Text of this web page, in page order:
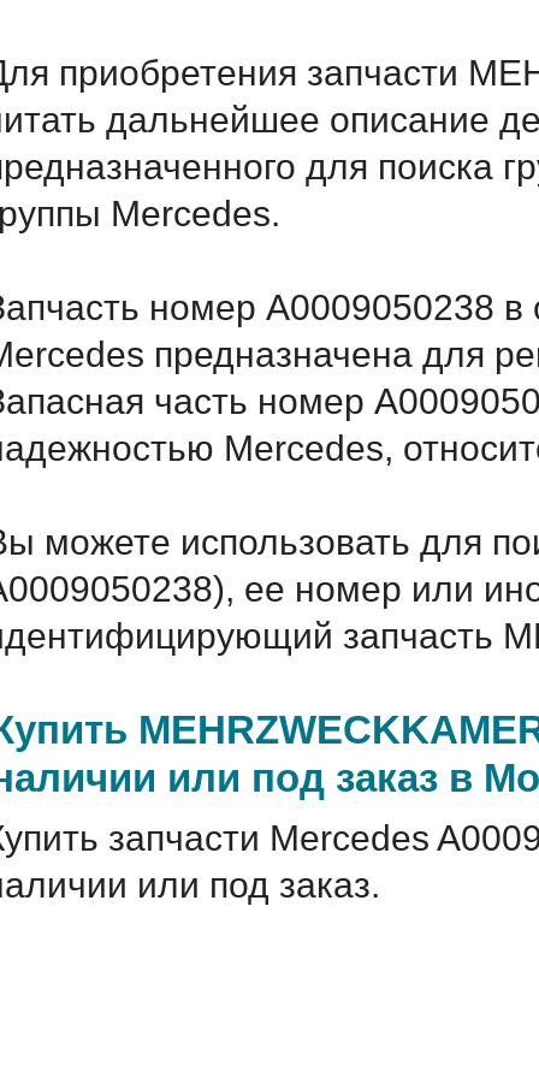
приобретения запчасти
дальнейшее описание
для поиска
Mercedes.
номер A0009050238 в
предназначена для
часть номер
Mercedes,
можете использовать для
ее номер или
запчасть
или под заказ в
запчасти Mercedes
или под заказ.